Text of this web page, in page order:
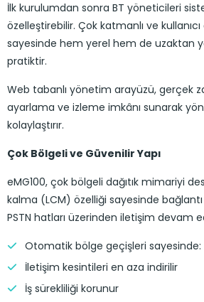
İlk kurulumdan sonra BT yöneticileri
özelleştirebilir. Çok katmanlı ve
sayesinde hem yerel hem de uzaktan
pratiktir.
Web tabanlı yönetim arayüzü, gerçek
ayarlama ve izleme imkânı sunarak
kolaylaştırır.
Çok Bölgeli ve Güvenilir Yapı
eMG100, çok bölgeli dağıtık mimariyi
kalma (LCM) özelliği sayesinde
PSTN hatları üzerinden iletişim devam
Otomatik bölge geçişleri sayesinde:
İletişim kesintileri en aza indirilir
İş sürekliliği korunur